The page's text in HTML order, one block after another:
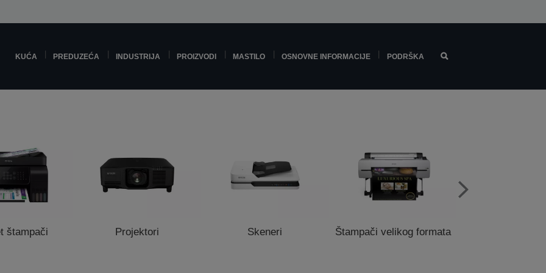
KUĆA PREDUZEĆA INDUSTRIJA PROIZVODI MASTILO OSNOVNE INFORMACIJE PODRŠKA
štampači Projektori Skeneri Štampači velikog formata